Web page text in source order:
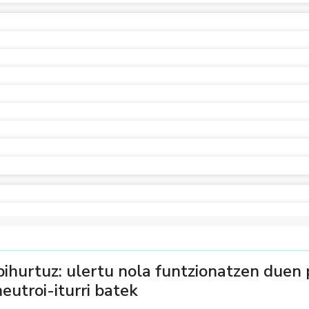
ulertu nola funtzionatzen
iturri batek